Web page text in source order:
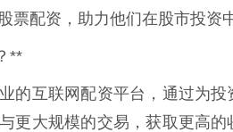
票配资，助力他们在股市投资
**
的互联网配资平台，通过为
更大规模的交易，获取更高